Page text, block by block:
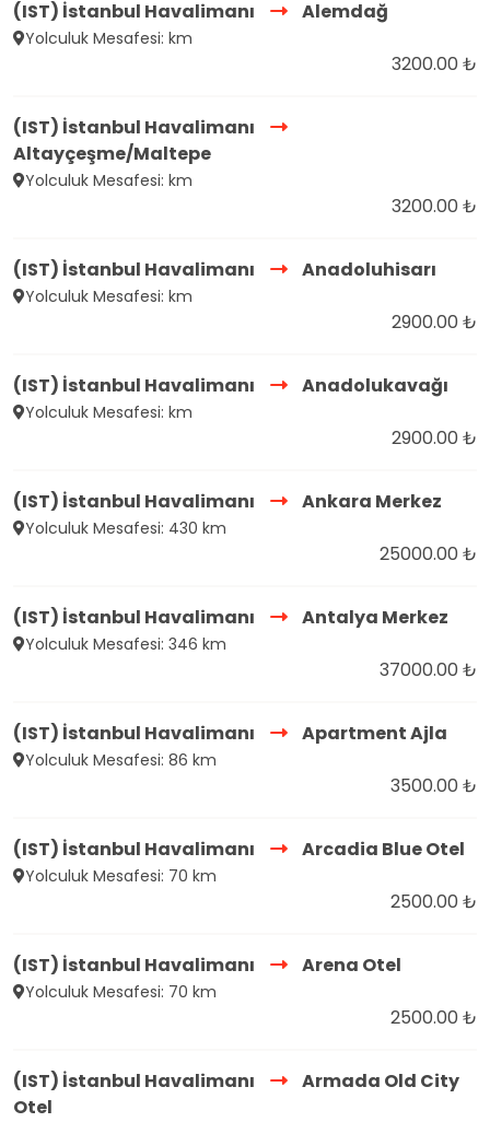
(IST) İstanbul Havalimanı Alemdağ
Yolculuk Mesafesi: km
3200.00 ₺
(IST) İstanbul Havalimanı
Altayçeşme/Maltepe
Yolculuk Mesafesi: km
3200.00 ₺
(IST) İstanbul Havalimanı Anadoluhisarı
Yolculuk Mesafesi: km
2900.00 ₺
(IST) İstanbul Havalimanı Anadolukavağı
Yolculuk Mesafesi: km
2900.00 ₺
(IST) İstanbul Havalimanı Ankara Merkez
Yolculuk Mesafesi: 430 km
25000.00 ₺
(IST) İstanbul Havalimanı Antalya Merkez
Yolculuk Mesafesi: 346 km
37000.00 ₺
(IST) İstanbul Havalimanı Apartment Ajla
Yolculuk Mesafesi: 86 km
3500.00 ₺
(IST) İstanbul Havalimanı Arcadia Blue Otel
Yolculuk Mesafesi: 70 km
2500.00 ₺
(IST) İstanbul Havalimanı Arena Otel
Yolculuk Mesafesi: 70 km
2500.00 ₺
(IST) İstanbul Havalimanı
Armada Old City
Otel